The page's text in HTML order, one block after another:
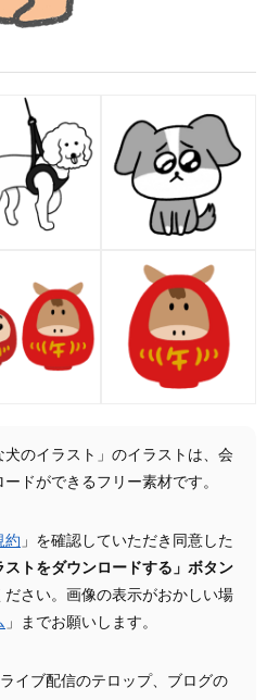
犬のイラスト」のイラストは、会
ドができるフリー素材です。
約 」を確認していただき同意した
トをダウンロードする」ボタン
ださい。画像の表示がおかしい場
」までお願いします。
イブ配信のテロップ、ブログの